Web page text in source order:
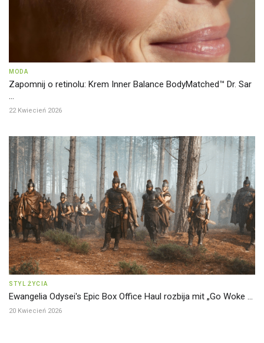
MODA
Zapomnij o retinolu: Krem Inner Balance BodyMatched™ Dr. Sar
...
22 Kwiecień 2026
STYL ŻYCIA
Ewangelia Odysei's Epic Box Office Haul rozbija mit „Go Woke ...
20 Kwiecień 2026